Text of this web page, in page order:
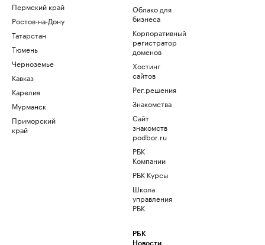
Пермский край
Ростов-на-Дону
Татарстан
Тюмень
Черноземье
Кавказ
Карелия
Мурманск
Приморский
край
Облако для
бизнеса
Корпоративный
регистратор
доменов
Хостинг
сайтов
Рег.решения
Знакомства
Сайт
знакомств
podbor.ru
РБК
Компании
РБК Курсы
Школа
управления
РБК
РБК
Новости